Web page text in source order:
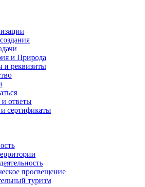
и Природа
и реквизиты
ответы
сертификаты
просвещение
туризм